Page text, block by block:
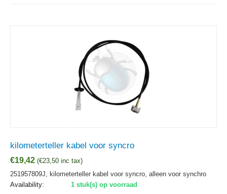
kilometerteller kabel voor syncro
€19,42 (€23,50 inc tax)
251957809J, kilometerteller kabel voor syncro, alleen voor synchro
Availability:
1 stuk(s) op voorraad